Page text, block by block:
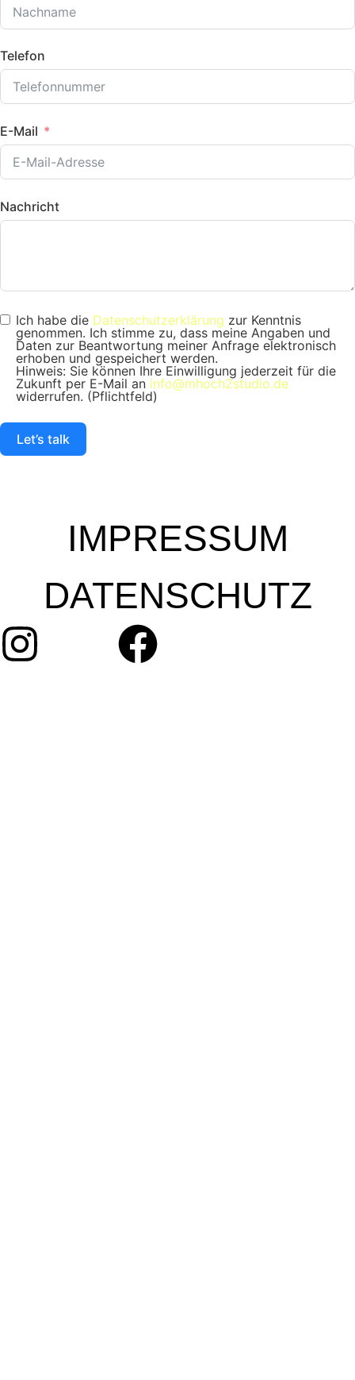
Telefon
E-Mail
Nachricht
Ich habe die Datenschutzerklärung zur Kenntnis
genommen. Ich stimme zu, dass meine Angaben und
Daten zur Beantwortung meiner Anfrage elektronisch
erhoben und gespeichert werden.
Hinweis: Sie können Ihre Einwilligung jederzeit für die
Zukunft per E-Mail an info@mhoch2studio.de
widerrufen. (Pflichtfeld)
Let’s talk
IMPRESSUM
DATENSCHUTZ